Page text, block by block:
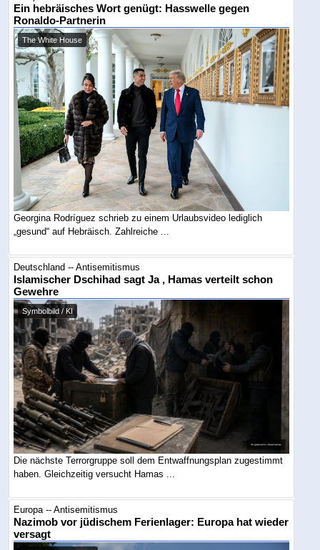
Ein hebräisches Wort genügt: Hasswelle gegen
Ronaldo-Partnerin
The White House
Georgina Rodríguez schrieb zu einem Urlaubsvideo lediglich
„gesund“ auf Hebräisch. Zahlreiche ...
Deutschland -- Antisemitismus
Islamischer Dschihad sagt Ja , Hamas verteilt schon
Gewehre
Symbolbild / KI
Die nächste Terrorgruppe soll dem Entwaffnungsplan zugestimmt
haben. Gleichzeitig versucht Hamas ...
Europa -- Antisemitismus
Nazimob vor jüdischem Ferienlager: Europa hat wieder
versagt